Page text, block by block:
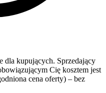
dla kupujących. Sprzedający
Cię kosztem jest
cena oferty) – bez